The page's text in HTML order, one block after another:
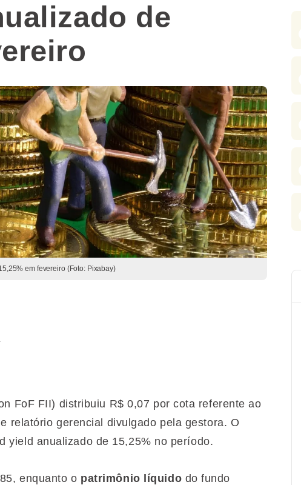
de
em fevereiro (Foto: Pixabay)
FoF FII) distribuiu R$ 0,07 por cota referente ao
relatório gerencial divulgado pela gestora. O
yield anualizado de 15,25% no período.
enquanto o patrimônio líquido do fundo